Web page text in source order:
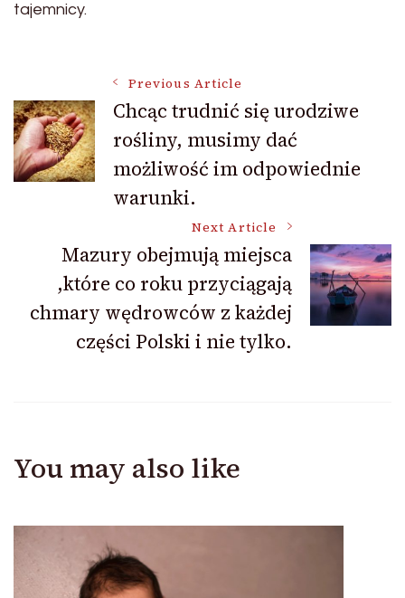
tajemnicy.
Post
Navigation
Previous Article
Chcąc trudnić się urodziwe
rośliny, musimy dać
możliwość im odpowiednie
warunki.
Next Article
Mazury obejmują miejsca
,które co roku przyciągają
chmary wędrowców z każdej
części Polski i nie tylko.
You may also like